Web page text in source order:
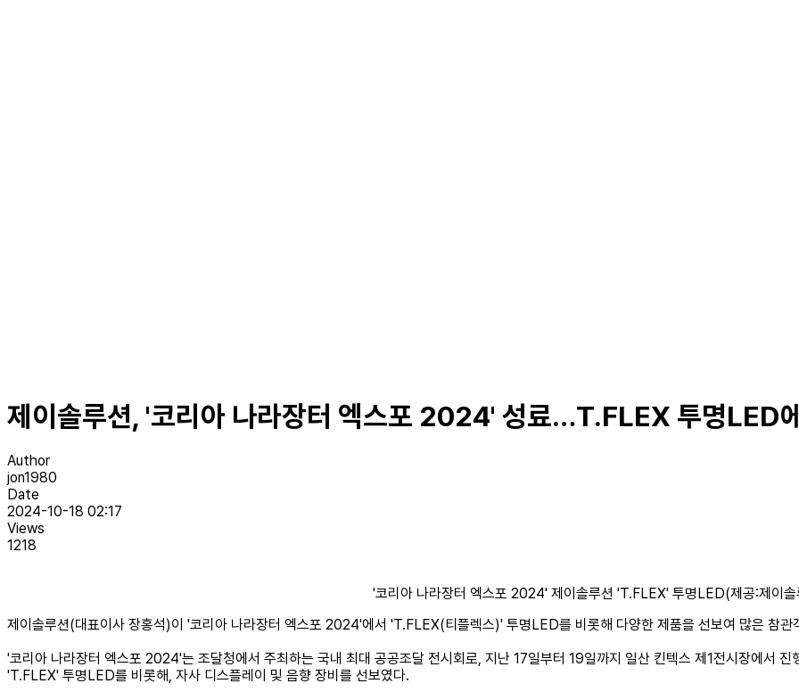
제이솔루션, '코리아 나라장터 엑스포 2024' 성료…T.FLEX 투명LED
Author
jon1980
Date
2024-10-18 02:17
Views
1218
'코리아 나라장터 엑스포 2024' 제이솔루션 'T.FLEX' 투명LED(제공:제이솔
제이솔루션(대표이사 장홍석)이 '코리아 나라장터 엑스포 2024'에서 'T.FLEX(티플렉스)' 투명LED를 비롯해 다양한 제품을 선보여 많은 참
'코리아 나라장터 엑스포 2024'는 조달청에서 주최하는 국내 최대 공공조달 전시회로, 지난 17일부터 19일까지 일산 킨텍스 제1전시장에서
'T.FLEX' 투명LED를 비롯해, 자사 디스플레이 및 음향 장비를 선보였다.